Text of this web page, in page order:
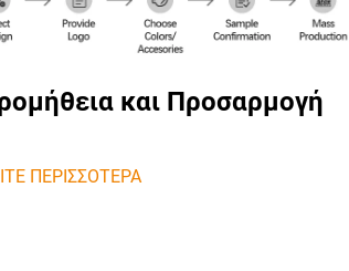
και Προσαρμογή
ΠΕΡΙΣΣΟΤΕΡΑ